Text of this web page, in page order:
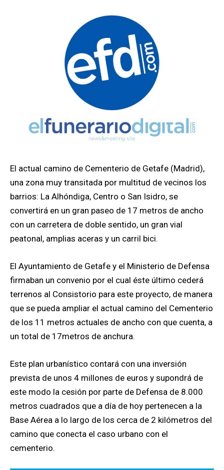
El actual camino de Cementerio de Getafe (Madrid),
una zona muy transitada por multitud de vecinos los
barrios: La Alhóndiga, Centro o San Isidro, se
convertirá en un gran paseo de 17 metros de ancho
con un carretera de doble sentido, un gran vial
peatonal, amplias aceras y un carril bici.
El Ayuntamiento de Getafe y el Ministerio de Defensa
firmaban un convenio por el cual éste último cederá
terrenos al Consistorio para este proyecto, de manera
que se pueda ampliar el actual camino del Cementerio
de los 11 metros actuales de ancho con que cuenta, a
un total de 17metros de anchura.
Este plan urbanístico contará con una inversión
prevista de unos 4 millones de euros y supondrá de
este modo la cesión por parte de Defensa de 8.000
metros cuadrados que a día de hoy pertenecen a la
Base Aérea a lo largo de los cerca de 2 kilómetros del
camino que conecta el caso urbano con el
cementerio.